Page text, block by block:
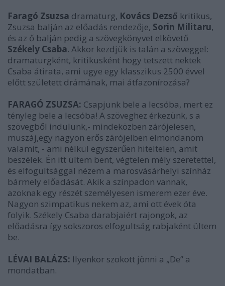
Faragó Zsuzsa dramaturg, Kovács Dezső kritikus,
Zsuzsa balján az előadás rendezője, Sorin Militaru,
és az ő balján pedig a szövegkönyvet elkövető
Székely Csaba. Akkor kezdjük is talán a szöveggel:
dramaturgként, kritikusként hogy tetszett nektek
Csaba átirata, ami ugye egy klasszikus 2500 évvel
előtt született drámának, mai átfazonírozása?
FARAGÓ ZSUZSA: Csapjunk bele a lecsóba, mert ez
tényleg bele a lecsóba! A szöveghez érkezünk, s a
szövegből indulunk,- mindeközben zárójelesen,
muszáj,egy nagyon erős zárójelben elmondanom
valamit, - ami nélkül egyszerűen hiteltelen, amit
beszélek. Én itt ültem bent, végtelen mély szeretettel,
és elfogultsággal nézem a marosvásárhelyi színház
bármely előadását. Akik a színpadon vannak,
azoknak egy részét személyesen ismerem ezer éve.
Nagyon szimpatikus nekem az, ami ott évek óta
folyik. Székely Csaba darabjaiért rajongok, az
előadásra így sokszoros elfogultság rabjaként ültem
be.
LÉVAI BALÁZS: Ilyenkor szokott jönni a „De” a
mondatban.